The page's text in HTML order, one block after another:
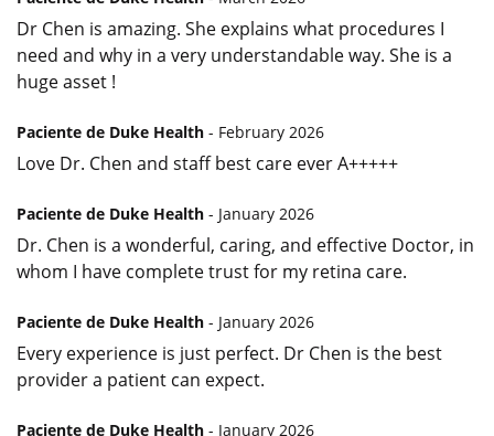
Dr Chen is amazing. She explains what procedures I
need and why in a very understandable way. She is a
huge asset !
Paciente de Duke Health - February 2026
Love Dr. Chen and staff best care ever A+++++
Paciente de Duke Health - January 2026
Dr. Chen is a wonderful, caring, and effective Doctor, in
whom I have complete trust for my retina care.
Paciente de Duke Health - January 2026
Every experience is just perfect. Dr Chen is the best
provider a patient can expect.
Paciente de Duke Health - January 2026